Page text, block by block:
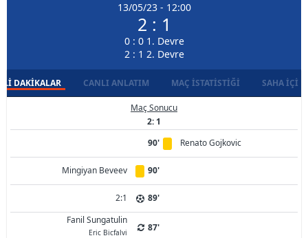
13/05/23 - 12:00
2 : 1
0 : 0 1. Devre
2 : 1 2. Devre
DAKIKALAR CANLI ANLATIM MAÇ İSTATISTIĞI SAHA İÇI
Maç Sonucu
2: 1
90'
Renato Gojkovic
Mingiyan Beveev 90'
2:1
89'
Fanil Sungatulin
Eric Bicfalvi 87'